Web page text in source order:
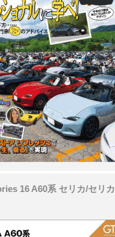
16 A60系 セリカ/セリカ